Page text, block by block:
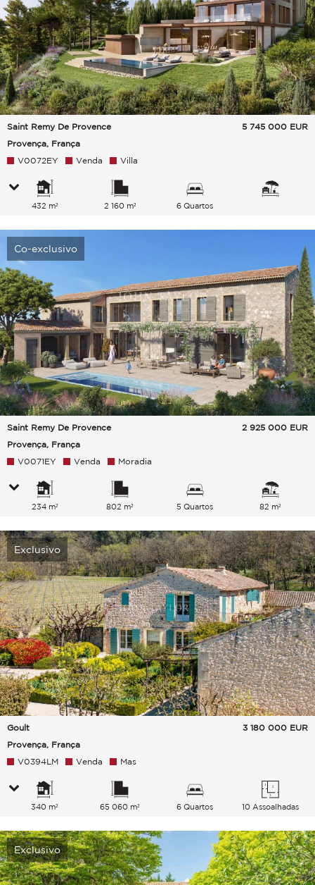
Saint Remy De Provence
Provença, França
5 745 000 EUR
V0072EY Venda Villa
432 m² 2 160 m² 6 Quartos
Co-exclusivo
Saint Remy De Provence
Provença, França
2 925 000 EUR
V0071EY Venda Moradia
234 m² 802 m² 5 Quartos 82 m²
Exclusivo
Goult
Provença, França
3 180 000 EUR
V0394LM Venda Mas
340 m² 65 060 m² 6 Quartos 10 Assoalhadas
Exclusivo